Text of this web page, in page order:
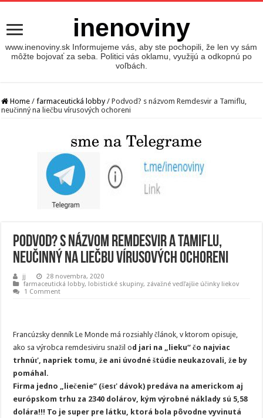
inenoviny
www.inenoviny.sk Informujeme vás, aby ste pochopili, že len vy sám
môžte bojovať za seba. Politici vás oklamu, využijú a odkopnú po
voľbách.
Home / farmaceutická lobby / Podvod? s názvom Remdesvir a Tamiflu,
neučinný na liečbu vírusových ochoreni
Podvod? s názvom Remdesvir a Tamiflu,
neučinný na liečbu vírusových ochoreni
jj
28 novembra, 2020
farmaceutická lobby, lobistické skupiny, závažné vedľajšie účinky liekov
1 Comment
Francúzsky denník Le Monde má rozsiahly článok, v ktorom opisuje,
ako sa výrobca remdesiviru snažil od jari na „lieku“ čo najviac
trhnúť, napriek tomu, že ani úvodné štúdie neukazovali, že by
pomáhal.
Firma jedno „liečenie“ (šesť dávok) predáva na americkom aj
európskom trhu za 2340 dolárov, kým výrobné náklady sú 5,58
dolára!!! To je super pre látku, ktorá bola pôvodne vyvinutá